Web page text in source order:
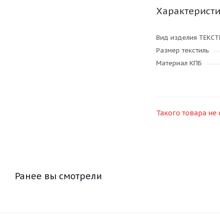
Вид изделия
Размер текстиль
Материал КПБ
Такого товара не
Ранее вы смотрели